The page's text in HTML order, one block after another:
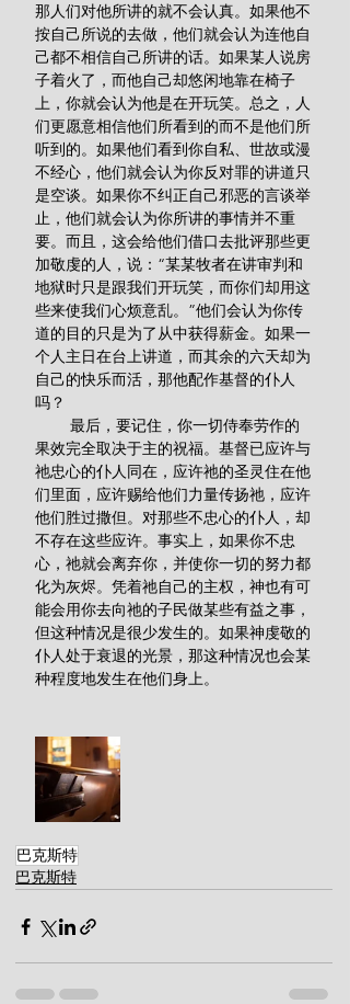
那人们对他所讲的就不会认真。如果他不
按自己所说的去做，他们就会认为连他自
己都不相信自己所讲的话。如果某人说房
子着火了，而他自己却悠闲地靠在椅子
上，你就会认为他是在开玩笑。总之，人
们更愿意相信他们所看到的而不是他们所
听到的。如果他们看到你自私、世故或漫
不经心，他们就会认为你反对罪的讲道只
是空谈。如果你不纠正自己邪恶的言谈举
止，他们就会认为你所讲的事情并不重
要。而且，这会给他们借口去批评那些更
加敬虔的人，说：“某某牧者在讲审判和
地狱时只是跟我们开玩笑，而你们却用这
些来使我们心烦意乱。”他们会认为你传
道的目的只是为了从中获得薪金。如果一
个人主日在台上讲道，而其余的六天却为
自己的快乐而活，那他配作基督的仆人
吗？
果效完全取决于主的祝福。基督已应许与
祂忠心的仆人同在，应许祂的圣灵住在他
们里面，应许赐给他们力量传扬祂，应许
他们胜过撒但。对那些不忠心的仆人，却
不存在这些应许。事实上，如果你不忠
心，祂就会离弃你，并使你一切的努力都
化为灰烬。凭着祂自己的主权，神也有可
能会用你去向祂的子民做某些有益之事，
但这种情况是很少发生的。如果神虔敬的
仆人处于衰退的光景，那这种情况也会某
种程度地发生在他们身上。
巴克斯特
巴克斯特